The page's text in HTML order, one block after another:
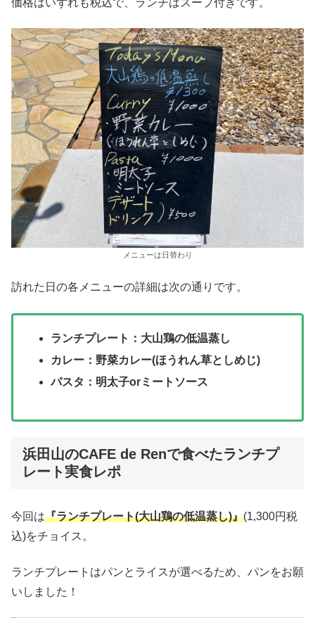
メニューは日替わり
訪れた日の各メニューの詳細は次の通りです。
ランチプレート：大山鶏の低温蒸し
カレー：野菜カレー(ほうれん草としめじ)
パスタ：明太子orミートソース
浜田山のCAFE de Renで食べたランチプ
レート実食レポ
今回は『ランチプレート(大山鶏の低温蒸し)』(1,300円税
込)をチョイス。
ランチプレートはパンとライスが選べるため、パンをお願
いしました！